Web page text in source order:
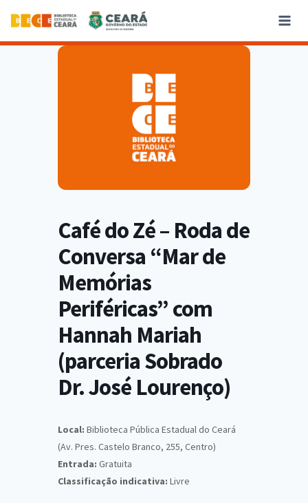
Café do Zé – Roda de
Conversa “Mar de
Memórias
Periféricas” com
Hannah Mariah
(parceria Sobrado
Dr. José Lourenço)
Local: Biblioteca Pública Estadual do Ceará
(Av. Pres. Castelo Branco, 255, Centro)
Entrada: Gratuita
Classificação indicativa: Livre